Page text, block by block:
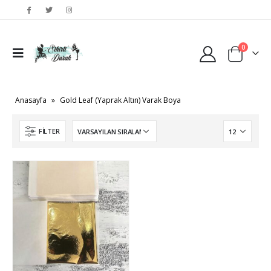
0
Anasayfa » Gold Leaf (Yaprak Altın) Varak Boya
FILTER